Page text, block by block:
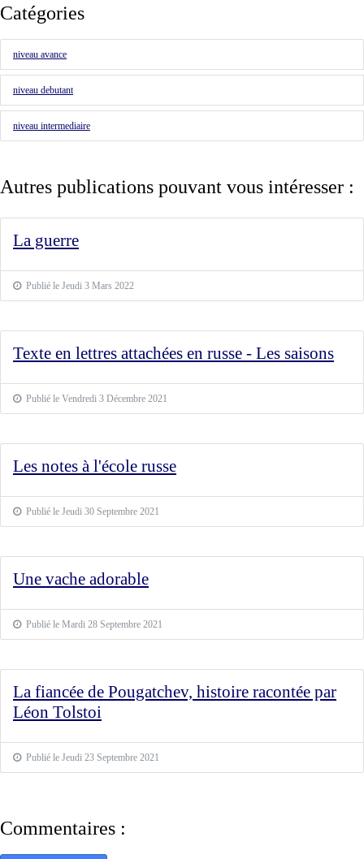
Catégories
niveau avance
niveau debutant
niveau intermediaire
Autres publications pouvant vous intéresser :
La guerre
Publié le Jeudi 3 Mars 2022
Texte en lettres attachées en russe - Les saisons
Publié le Vendredi 3 Décembre 2021
Les notes à l'école russe
Publié le Jeudi 30 Septembre 2021
Une vache adorable
Publié le Mardi 28 Septembre 2021
La fiancée de Pougatchev, histoire racontée par
Léon Tolstoi
Publié le Jeudi 23 Septembre 2021
Commentaires :